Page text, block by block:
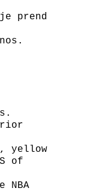
prend
yellow
of